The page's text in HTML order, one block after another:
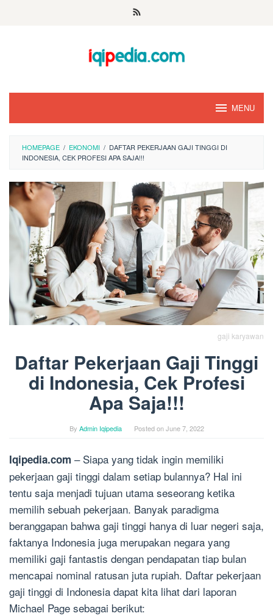
MENU
HOMEPAGE / EKONOMI / DAFTAR PEKERJAAN GAJI TINGGI DI
INDONESIA, CEK PROFESI APA SAJA!!!
gaji karyawan
Daftar Pekerjaan Gaji Tinggi
di Indonesia, Cek Profesi
Apa Saja!!!
By Admin Iqipedia Posted onJune 7, 2022
Iqipedia.com – Siapa yang tidak ingin memiliki
pekerjaan gaji tinggi dalam setiap bulannya? Hal ini
tentu saja menjadi tujuan utama seseorang ketika
memilih sebuah pekerjaan. Banyak paradigma
beranggapan bahwa gaji tinggi hanya di luar negeri saja,
faktanya Indonesia juga merupakan negara yang
memiliki gaji fantastis dengan pendapatan tiap bulan
mencapai nominal ratusan juta rupiah. Daftar pekerjaan
gaji tinggi di Indonesia dapat kita lihat dari laporan
Michael Page sebagai berikut: